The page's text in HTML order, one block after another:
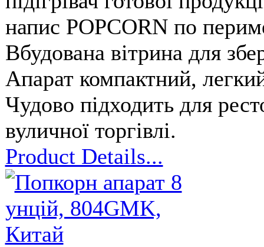
напис POPCORN по
Вбудована вітрина для
Апарат компактний,
Чудово підходить для
вуличної торгівлі.
Product Details...